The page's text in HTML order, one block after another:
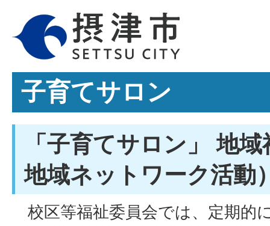
子育てサロン
「子育てサロン」 地
地域ネットワーク活動
校区等福祉委員会では、定期的